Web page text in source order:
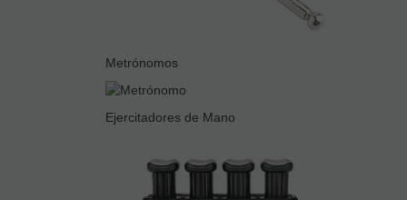
Metrónomos
Ejercitadores de Mano